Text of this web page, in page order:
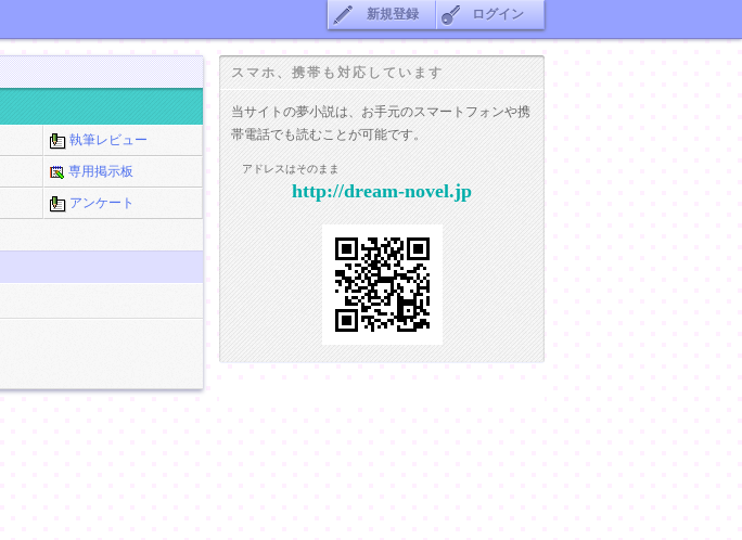
新規登録 ログイン
執筆レビュー
専用掲示板
アンケート
スマホ、携帯も対応しています
当サイトの夢小説は、お手元のスマートフォンや携
帯電話でも読むことが可能です。
アドレスはそのまま
http://dream-novel.jp